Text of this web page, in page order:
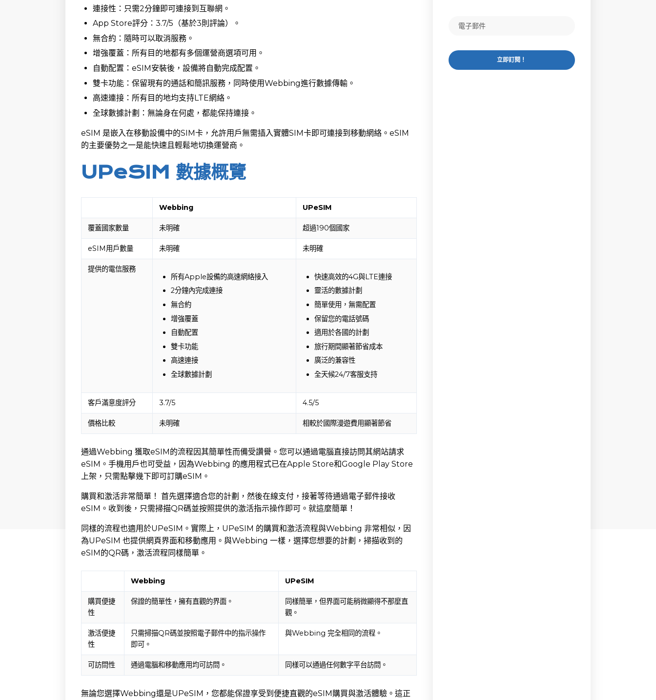
連接性：只需2分鐘即可連接到互聯網。
App Store評分：3.7/5（基於3則評論）。
無合約：隨時可以取消服務。
增強覆蓋：所有目的地都有多個運營商選項可用。
自動配置：eSIM安裝後，設備將自動完成配置。
雙卡功能：保留現有的通話和簡訊服務，同時使用Webbing進行數據傳輸。
高速連接：所有目的地均支持LTE網絡。
全球數據計劃：無論身在何處，都能保持連接。
eSIM 是嵌入在移動設備中的SIM卡，允許用戶無需插入實體SIM卡即可連接到移動網絡。eSIM
的主要優勢之一是能快速且輕鬆地切換運營商。
UPeSIM 數據概覽
Webbing UPeSIM
覆蓋國家數量 未明確 超過190個國家
eSIM用戶數量 未明確 未明確
提供的電信服務
所有Apple設備的高速網絡接入
2分鐘內完成連接
無合約
增強覆蓋
自動配置
雙卡功能
高速連接
全球數據計劃
快速高效的4G與LTE連接
靈活的數據計劃
簡單使用，無需配置
保留您的電話號碼
適用於各國的計劃
旅行期間顯著節省成本
廣泛的兼容性
全天候24/7客服支持
客戶滿意度評分 3.7/5 4.5/5
價格比較 未明確 相較於國際漫遊費用顯著節省
通過Webbing 獲取eSIM的流程因其簡單性而備受讚譽。您可以通過電腦直接訪問其網站請求
eSIM。手機用戶也可受益，因為Webbing 的應用程式已在Apple Store和Google Play Store
上架，只需點擊幾下即可訂購eSIM。
購買和激活非常簡單！ 首先選擇適合您的計劃，然後在線支付，接著等待通過電子郵件接收
eSIM。收到後，只需掃描QR碼並按照提供的激活指示操作即可。就這麼簡單！
同樣的流程也適用於UPeSIM。實際上，UPeSIM 的購買和激活流程與Webbing 非常相似，因
為UPeSIM 也提供網頁界面和移動應用。與Webbing 一樣，選擇您想要的計劃，掃描收到的
eSIM的QR碼，激活流程同樣簡單。
Webbing UPeSIM
購買便捷
性
保證的簡單性，擁有直觀的界面。
同樣簡單，但界面可能稍微顯得不那麼直
觀。
激活便捷
性
只需掃描QR碼並按照電子郵件中的指示操作
即可。
與Webbing 完全相同的流程。
可訪問性 通過電腦和移動應用均可訪問。 同樣可以通過任何數字平台訪問。
無論您選擇Webbing還是UPeSIM，您都能保證享受到便捷直觀的eSIM購買與激活體驗。這正
立即訂閱！